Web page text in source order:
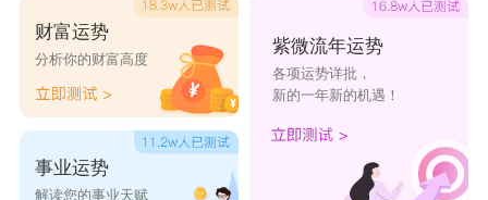
财富运势
分析你的财富高度
事业运势
解读您的事业天赋
紫微流年运势
各项运势详批，
新的一年新的机遇！